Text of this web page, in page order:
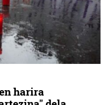
harira